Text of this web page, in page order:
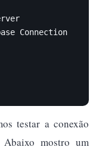
Connection
testar a conexão
mostro um